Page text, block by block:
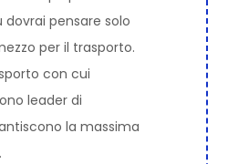
pensare solo
per il trasporto.
con cui
leader di
la massima